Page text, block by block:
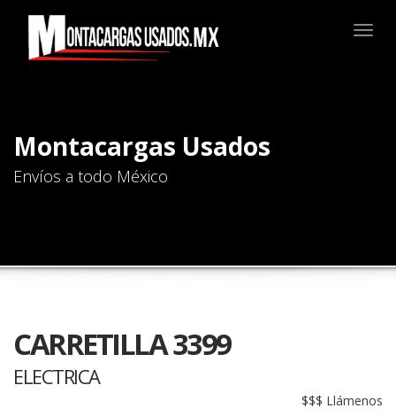
Montacargas Usados
Envíos a todo México
CARRETILLA 3399
ELECTRICA
$$$ Llámenos